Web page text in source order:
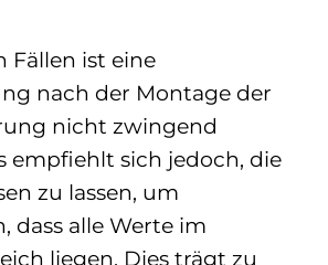
Fällen ist eine
nach der Montage der
nicht zwingend
empfiehlt sich jedoch, die
zu lassen, um
dass alle Werte im
liegen. Dies trägt zu